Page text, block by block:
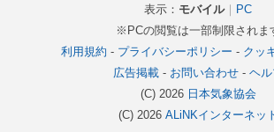
表示： モバイル｜ PC
※PCの閲覧は一部制限されま
利用規約 - プライバシーポリシー - クッ
広告掲載- お問い合わせ- ヘル
(C) 2026 日本気象協会
(C) 2026 ALiNKインターネッ